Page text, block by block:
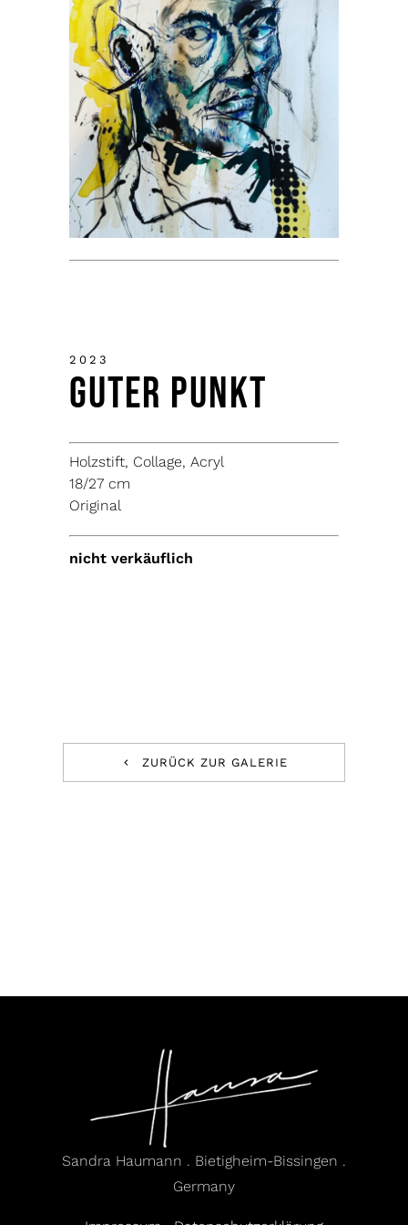
2023
Guter Punkt
Holzstift, Collage, Acryl
18/27 cm
Original
nicht verkäuflich
ZURÜCK ZUR GALERIE
Sandra Haumann . Bietigheim-Bissingen .
Germany